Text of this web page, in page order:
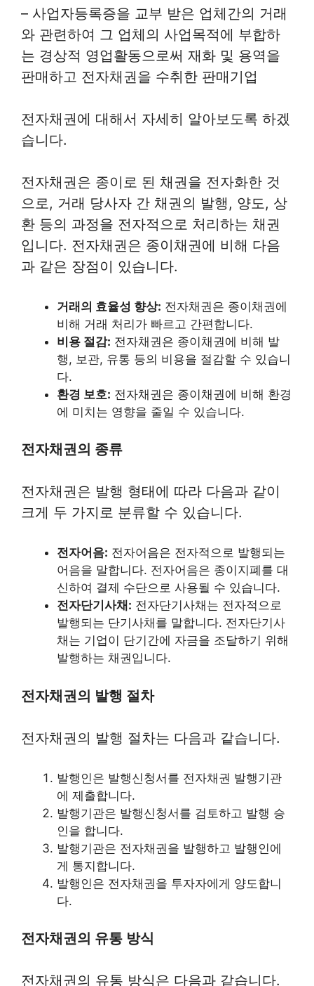
– 사업자등록증을 교부 받은 업체간의 거래
와 관련하여 그 업체의 사업목적에 부합하
는 경상적 영업활동으로써 재화 및 용역을
판매하고 전자채권을 수취한 판매기업
전자채권에 대해서 자세히 알아보도록 하겠
습니다.
전자채권은 종이로 된 채권을 전자화한 것
으로, 거래 당사자 간 채권의 발행, 양도, 상
환 등의 과정을 전자적으로 처리하는 채권
입니다. 전자채권은 종이채권에 비해 다음
과 같은 장점이 있습니다.
거래의 효율성 향상: 전자채권은 종이채권에
비해 거래 처리가 빠르고 간편합니다.
비용 절감: 전자채권은 종이채권에 비해 발
행, 보관, 유통 등의 비용을 절감할 수 있습니
다.
환경 보호: 전자채권은 종이채권에 비해 환경
에 미치는 영향을 줄일 수 있습니다.
전자채권의 종류
전자채권은 발행 형태에 따라 다음과 같이
크게 두 가지로 분류할 수 있습니다.
전자어음: 전자어음은 전자적으로 발행되는
어음을 말합니다. 전자어음은 종이지폐를 대
신하여 결제 수단으로 사용될 수 있습니다.
전자단기사채: 전자단기사채는 전자적으로
발행되는 단기사채를 말합니다. 전자단기사
채는 기업이 단기간에 자금을 조달하기 위해
발행하는 채권입니다.
전자채권의 발행 절차
전자채권의 발행 절차는 다음과 같습니다.
발행인은 발행신청서를 전자채권 발행기관
에 제출합니다.
발행기관은 발행신청서를 검토하고 발행 승
인을 합니다.
발행기관은 전자채권을 발행하고 발행인에
게 통지합니다.
발행인은 전자채권을 투자자에게 양도합니
다.
전자채권의 유통 방식
전자채권의 유통 방식은 다음과 같습니다.